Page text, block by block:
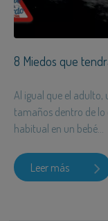
8 Miedos que
Al igual que el
tamaños dentro de lo
habitual en un bebé...
Leer más